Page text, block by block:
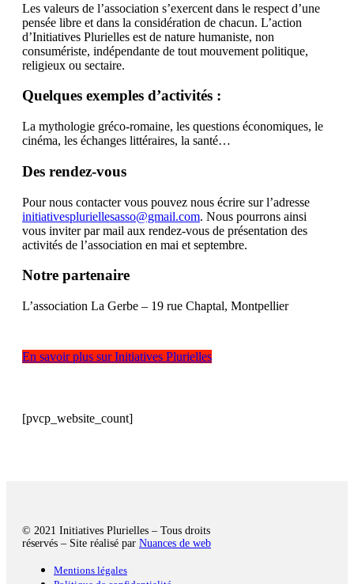
Les valeurs de l’association s’exercent dans le respect d’une
pensée libre et dans la considération de chacun. L’action
d’Initiatives Plurielles est de nature humaniste, non
consumériste, indépendante de tout mouvement politique,
religieux ou sectaire.
Quelques exemples d’activités :
La mythologie gréco-romaine, les questions économiques, le
cinéma, les échanges littéraires, la santé…
Des rendez-vous
Pour nous contacter vous pouvez nous écrire sur l’adresse
initiativespluriellesasso@gmail.com. Nous pourrons ainsi
vous inviter par mail aux rendez-vous de présentation des
activités de l’association en mai et septembre.
Notre partenaire
L’association La Gerbe – 19 rue Chaptal, Montpellier
En savoir plus sur Initiatives Plurielles
[pvcp_website_count]
© 2021 Initiatives Plurielles – Tous droits
réservés – Site réalisé par Nuances de web
Mentions légales